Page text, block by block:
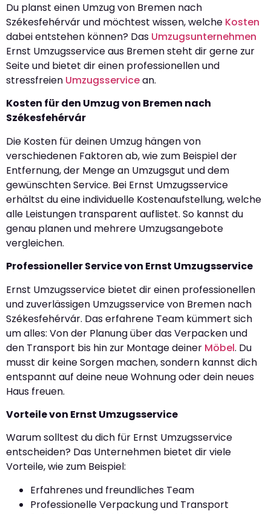
Du planst einen Umzug von Bremen nach
Székesfehérvár und möchtest wissen, welche Kosten
dabei entstehen können? Das Umzugsunternehmen
Ernst Umzugsservice aus Bremen steht dir gerne zur
Seite und bietet dir einen professionellen und
stressfreien Umzugsservicean.
Kosten für den Umzug von Bremen nach
Székesfehérvár
Die Kosten für deinen Umzug hängen von
verschiedenen Faktoren ab, wie zum Beispiel der
Entfernung, der Menge an Umzugsgut und dem
gewünschten Service. Bei Ernst Umzugsservice
erhältst du eine individuelle Kostenaufstellung, welche
alle Leistungen transparent auflistet. So kannst du
genau planen und mehrere Umzugsangebote
vergleichen.
Professioneller Service von Ernst Umzugsservice
Ernst Umzugsservice bietet dir einen professionellen
und zuverlässigen Umzugsservice von Bremen nach
Székesfehérvár. Das erfahrene Team kümmert sich
um alles: Von der Planung über das Verpacken und
den Transport bis hin zur Montage deiner Möbel. Du
musst dir keine Sorgen machen, sondern kannst dich
entspannt auf deine neue Wohnung oder dein neues
Haus freuen.
Vorteile von Ernst Umzugsservice
Warum solltest du dich für Ernst Umzugsservice
entscheiden? Das Unternehmen bietet dir viele
Vorteile, wie zum Beispiel:
Erfahrenes und freundliches Team
Professionelle Verpackung und Transport